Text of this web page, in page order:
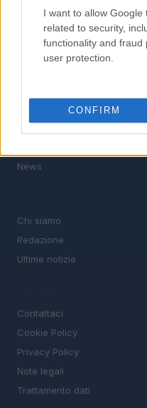
I want to allow Google
related to security,
functionality and
user protection.
CONFIRM
scrivere un CV e affrontare il
SEZIONI
News
Chi siamo
Redazione
Ultime notizie
Contattaci
Cookie Policy
Privacy Policy
Note legali
Trattamento dati